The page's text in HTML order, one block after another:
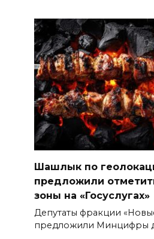
Шашлык по
предложили
зоны на «Госуслугах»
Депутаты фракции
предложили Минцифры